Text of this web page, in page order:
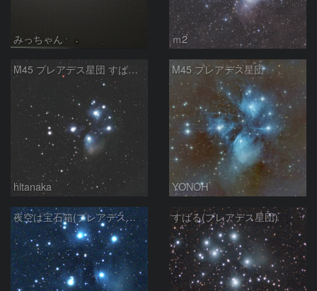
みっちゃん ｍ2
M45 プレアデス星団 すばる おうし座
hltanaka
M45 プレアデス星団
YONOH
夜空は宝石箱(プレアデス星団 M45) Seestar50 すばる(プレアデス星団)